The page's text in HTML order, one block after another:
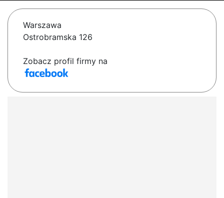
Warszawa
Ostrobramska 126
Zobacz profil firmy na